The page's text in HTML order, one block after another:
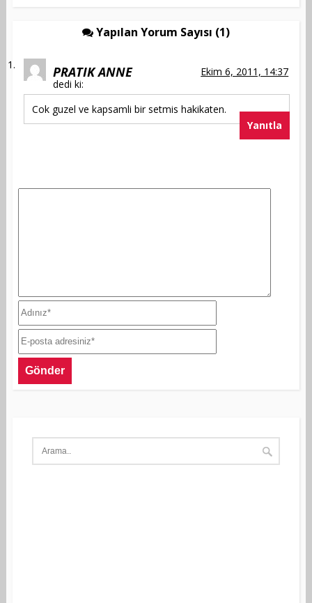
Yapılan Yorum Sayısı (1)
PRATIK ANNE
dedi ki:
Ekim 6, 2011, 14:37
Cok guzel ve kapsamli bir setmis hakikaten.
Yanıtla